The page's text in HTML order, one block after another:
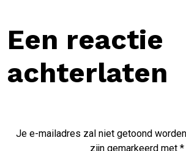
Een reactie
achterlaten
Je e-mailadres zal niet getoond
zijn gemarkeerd met *